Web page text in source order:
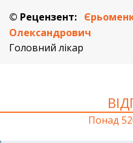
© Рецензент:
Олександрович
Головний лікар
Понад